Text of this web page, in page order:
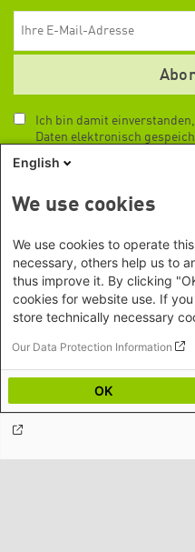
Ich bin damit
Daten elektronisch
meiner Daten jederzeit
Heinrich-Böll-Stiftung
Schumannstr. 8 10117
Empfang und Auskunft
Öffnungszeiten
Heinrich-Böll-
Heinrich-Böll-Stiftung
Bundesstiftung
Heinrich-Böll-
Bundesländern
Internationale Büros
English
We use cookies
We use cookies to operate
necessary, others help us to
thus improve it. By clicking
cookies for website use. If
store technically necessary
Our Data Protection Information
OK